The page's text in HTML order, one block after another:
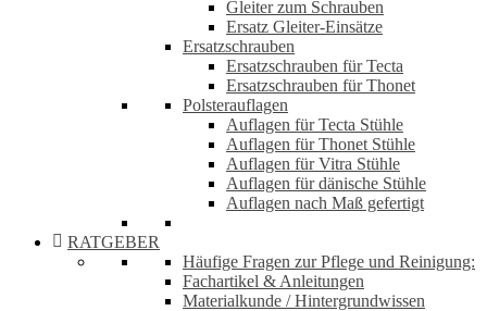
Gleiter zum Schrauben
Ersatz Gleiter-Einsätze
Ersatzschrauben
Ersatzschrauben für Tecta
Ersatzschrauben für Thonet
Polsterauflagen
Auflagen für Tecta Stühle
Auflagen für Thonet Stühle
Auflagen für Vitra Stühle
Auflagen für dänische Stühle
Auflagen nach Maß gefertigt
RATGEBER
Häufige Fragen zur Pflege und Reinigung:
Fachartikel & Anleitungen
Materialkunde / Hintergrundwissen